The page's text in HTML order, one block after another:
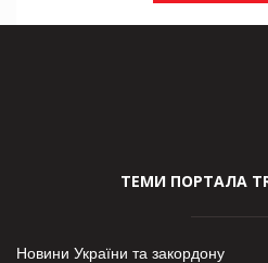
ТЕМИ ПОРТАЛА
Новини України та закордону